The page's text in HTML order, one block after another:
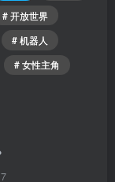
# 开放世界
# 机器人
# 女性主角
7